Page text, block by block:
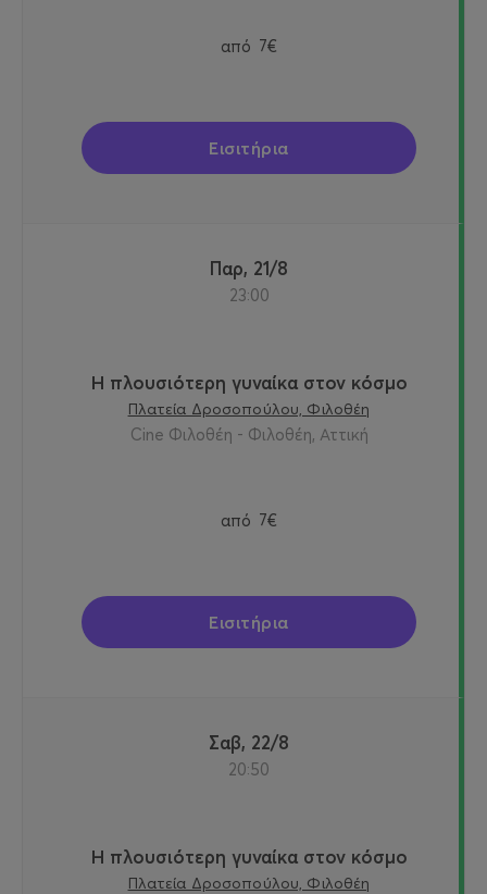
από 7€
Εισιτήρια
Παρ, 21/8
23:00
Η πλουσιότερη γυναίκα στον κόσμο
Πλατεία Δροσοπούλου, Φιλοθέη
Cine Φιλοθέη - Φιλοθέη, Αττική
από 7€
Εισιτήρια
Σαβ, 22/8
20:50
Η πλουσιότερη γυναίκα στον κόσμο
Πλατεία Δροσοπούλου, Φιλοθέη